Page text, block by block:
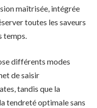
maîtrisée, intégrée
toutes les saveurs
différents modes
de saisir
tandis que la
tendreté optimale sans